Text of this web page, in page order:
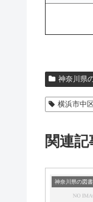
神奈川県
横浜市中
関連記